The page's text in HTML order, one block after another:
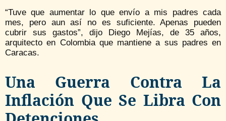
“Tuve que aumentar lo que envío a mis padres cada
mes, pero aun así no es suficiente. Apenas pueden
cubrir sus gastos”, dijo Diego Mejías, de 35 años,
arquitecto en Colombia que mantiene a sus padres en
Caracas.
Una Guerra Contra La
Inflación Que Se Libra Con